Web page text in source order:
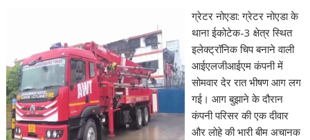
ग्रेटर नोएडा: ग्रेटर नोएडा के
थाना ईकोटेक-3 क्षेत्र स्थित
इलेक्ट्रॉनिक चिप बनाने वाली
आईएलजीआईएम कंपनी में
सोमवार देर रात भीषण आग लग
गई। आग बुझाने के दौरान
कंपनी परिसर की एक दीवार
और लोहे की भारी बीम अचानक